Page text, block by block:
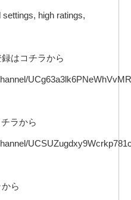
high ratings,
はコチラから
チラから
ら